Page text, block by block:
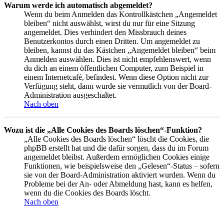
Warum werde ich automatisch abgemeldet?
Wenn du beim Anmelden das Kontrollkästchen „Angemeldet
bleiben“ nicht auswählst, wirst du nur für eine Sitzung
angemeldet. Dies verhindert den Missbrauch deines
Benutzerkontos durch einen Dritten. Um angemeldet zu
bleiben, kannst du das Kästchen „Angemeldet bleiben“ beim
Anmelden auswählen. Dies ist nicht empfehlenswert, wenn
du dich an einem öffentlichen Computer, zum Beispiel in
einem Internetcafé, befindest. Wenn diese Option nicht zur
Verfügung steht, dann wurde sie vermutlich von der Board-
Administration ausgeschaltet.
Nach oben
Wozu ist die „Alle Cookies des Boards löschen“-Funktion?
„Alle Cookies des Boards löschen“ löscht die Cookies, die
phpBB erstellt hat und die dafür sorgen, dass du im Forum
angemeldet bleibst. Außerdem ermöglichen Cookies einige
Funktionen, wie beispielsweise den „Gelesen“-Status – sofern
sie von der Board-Administration aktiviert wurden. Wenn du
Probleme bei der An- oder Abmeldung hast, kann es helfen,
wenn du die Cookies des Boards löscht.
Nach oben